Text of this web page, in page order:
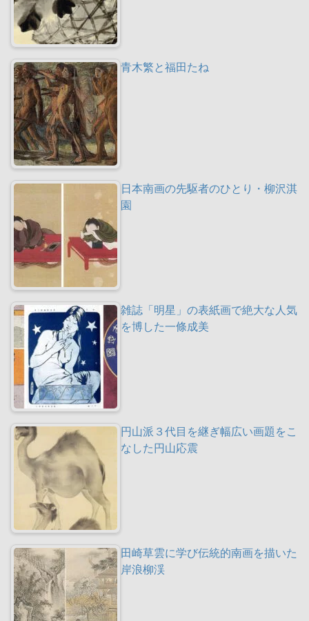
青木繁と福田たね
日本南画の先駆者のひとり・柳沢淇
園
雑誌「明星」の表紙画で絶大な人気
を博した一條成美
円山派３代目を継ぎ幅広い画題をこ
なした円山応震
田崎草雲に学び伝統的南画を描いた
岸浪柳渓